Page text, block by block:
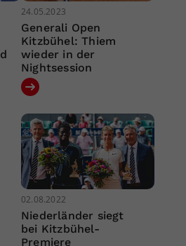
24.05.2023
Generali Open
Kitzbühel: Thiem
wieder in der
Nightsession
02.08.2022
Niederländer siegt
bei Kitzbühel-
Premiere